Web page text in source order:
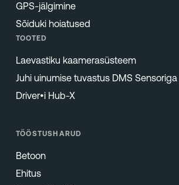
GPS-jälgimine
Sõiduki hoiatused
TOOTED
Laevastiku kaamerasüsteem
Juhi uinumise tuvastus DMS Sensoriga
Driver•i Hub-X
TÖÖSTUSHARUD
Betoon
Ehitus